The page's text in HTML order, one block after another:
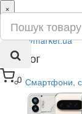
0
×
ru
ua
Каталог
Смартфони,